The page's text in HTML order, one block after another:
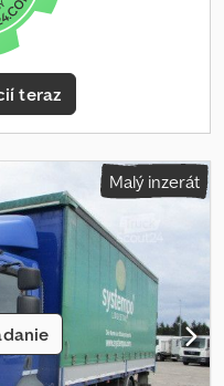
| Rádio, strešné okno,
70 R19,5 | Exportné
V:cca 260cm |
predaj vyhradené.
teraz
Malý inzerát